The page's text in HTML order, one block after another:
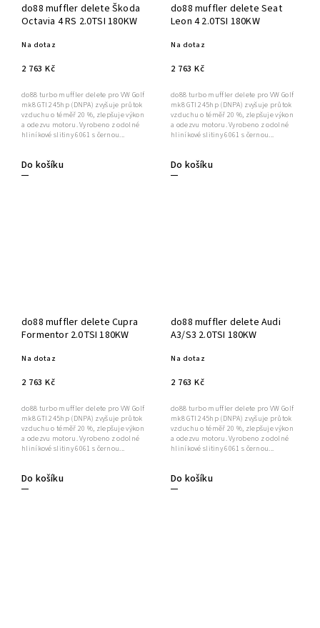
do88 muffler delete Škoda
Octavia 4 RS 2.0TSI 180KW
Na dotaz
2 763 Kč
Do košíku
do88 turbo muffler delete pro VW Golf
mk8 GTI 245hp (DNPA) zvyšuje průtok
vzduchu o téměř 20 %, zlepšuje výkon
a odezvu motoru. Vyrobeno z odolné
hliníkové slitiny 6061 s černou...
do88 muffler delete Seat
Leon 4 2.0TSI 180KW
Na dotaz
2 763 Kč
Do košíku
do88 turbo muffler delete pro VW Golf
mk8 GTI 245hp (DNPA) zvyšuje průtok
vzduchu o téměř 20 %, zlepšuje výkon
a odezvu motoru. Vyrobeno z odolné
hliníkové slitiny 6061 s černou...
do88 muffler delete Cupra
Formentor 2.0TSI 180KW
Na dotaz
2 763 Kč
Do košíku
do88 turbo muffler delete pro VW Golf
mk8 GTI 245hp (DNPA) zvyšuje průtok
vzduchu o téměř 20 %, zlepšuje výkon
a odezvu motoru. Vyrobeno z odolné
hliníkové slitiny 6061 s černou...
do88 muffler delete Audi
A3/S3 2.0TSI 180KW
Na dotaz
2 763 Kč
Do košíku
do88 turbo muffler delete pro VW Golf
mk8 GTI 245hp (DNPA) zvyšuje průtok
vzduchu o téměř 20 %, zlepšuje výkon
a odezvu motoru. Vyrobeno z odolné
hliníkové slitiny 6061 s černou...